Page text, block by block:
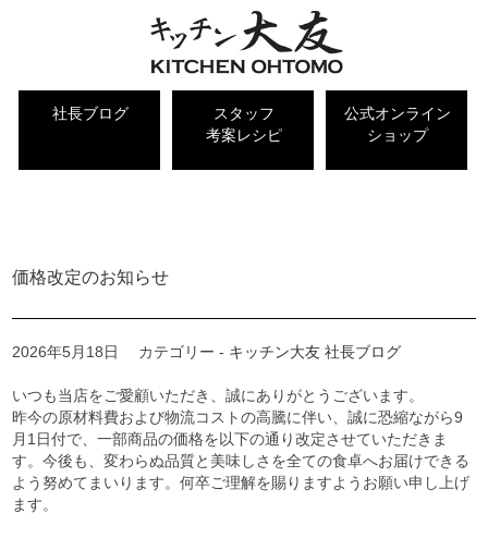
社長ブログ
スタッフ
考案レシピ
公式オンライン
ショップ
価格改定のお知らせ
2026年5月18日 カテゴリー - キッチン大友 社長ブログ
いつも当店をご愛顧いただき、誠にありがとうございます。
昨今の原材料費および物流コストの高騰に伴い、誠に恐縮ながら9
月1日付で、一部商品の価格を以下の通り改定させていただきま
す。今後も、変わらぬ品質と美味しさを全ての食卓へお届けできる
よう努めてまいります。何卒ご理解を賜りますようお願い申し上げ
ます。